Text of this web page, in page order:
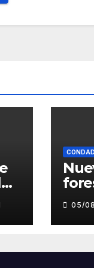
del
días
05/